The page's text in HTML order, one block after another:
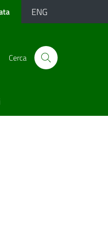
ENG
Cerca